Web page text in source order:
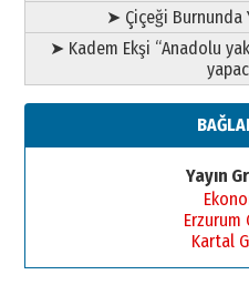
➤ Çiçeği Burnunda
➤ Kadem Ekşi “Anadolu
Yayın
Erzurum
Kartal